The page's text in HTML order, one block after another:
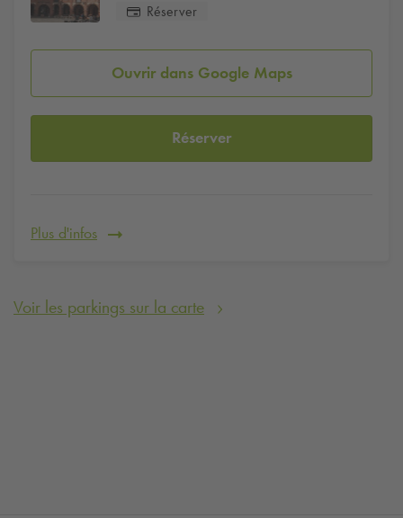
Réserver
Ouvrir dans Google Maps
Réserver
Plus d'infos
Voir les parkings sur la carte